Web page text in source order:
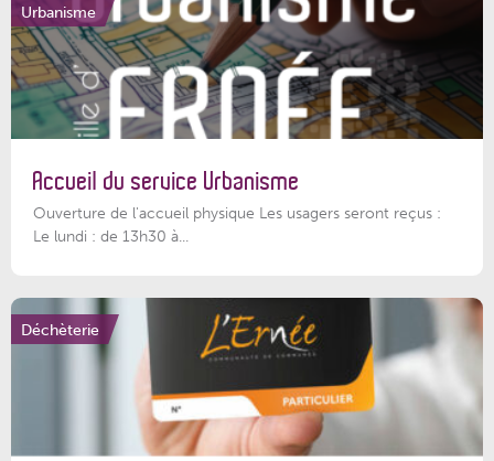
Urbanisme
Accueil du service Urbanisme
Ouverture de l'accueil physique Les usagers seront reçus :
Le lundi : de 13h30 à...
Déchèterie